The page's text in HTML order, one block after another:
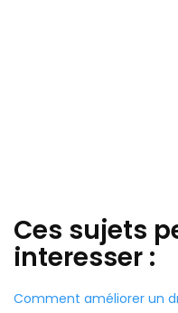
Ces sujets
interesser :
Comment améliorer un